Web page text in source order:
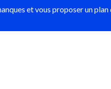
et vous proposer un